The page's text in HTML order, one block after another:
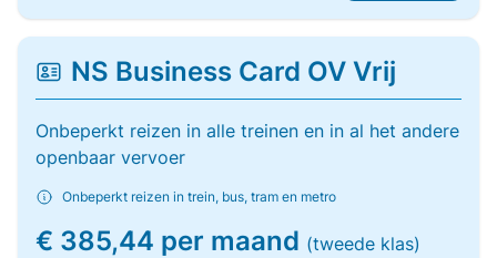
NS Business Card OV Vrij
Onbeperkt reizen in alle treinen en in al het andere
openbaar vervoer
Onbeperkt reizen in trein, bus, tram en metro
€ 385,44 per maand (tweede klas)